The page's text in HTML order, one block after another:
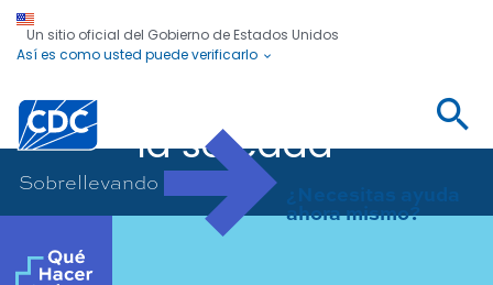
Un sitio oficial del Gobierno de Estados Unidos
Así es como usted puede verificarlo
Centros para el Control y la
la soledad
Sobrellevando la soledad ¿Necesitas ayuda
ahora mismo?